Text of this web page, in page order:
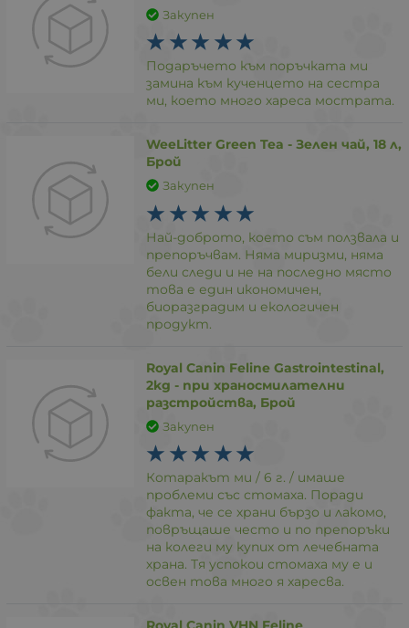
Закупен
Подаръчето към поръчката ми
замина към кученцето на сестра
ми, което много хареса мострата.
WeeLitter Green Tea - Зелен чай, 18 л,
Брой
Закупен
Най-доброто, което съм ползвала и
препоръчвам. Няма миризми, няма
бели следи и не на последно място
това е един икономичен,
биоразградим и екологичен
продукт.
Royal Canin Feline Gastrointestinal,
2kg - при храносмилателни
разстройства, Брой
Закупен
Котаракът ми / 6 г. / имаше
проблеми със стомаха. Поради
факта, че се храни бързо и лакомо,
повръщаше често и по препоръки
на колеги му купих от лечебната
храна. Тя успокои стомаха му е и
освен това много я харесва.